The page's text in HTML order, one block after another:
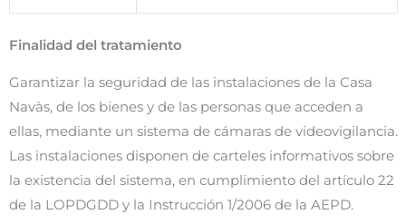
Finalidad del tratamiento
Garantizar la seguridad de las instalaciones de la Casa
Navàs, de los bienes y de las personas que acceden a
ellas, mediante un sistema de cámaras de videovigilancia.
Las instalaciones disponen de carteles informativos sobre
la existencia del sistema, en cumplimiento del artículo 22
de la LOPDGDD y la Instrucción 1/2006 de la AEPD.